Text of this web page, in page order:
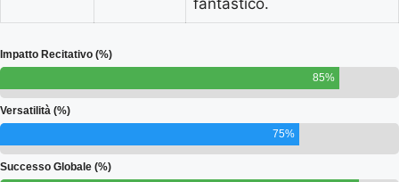
fantastico.
Impatto Recitativo (%)
85%
Versatilità (%)
75%
Successo Globale (%)